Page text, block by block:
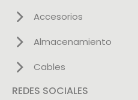
Accesorios
Almacenamiento
Cables
REDES SOCIALES